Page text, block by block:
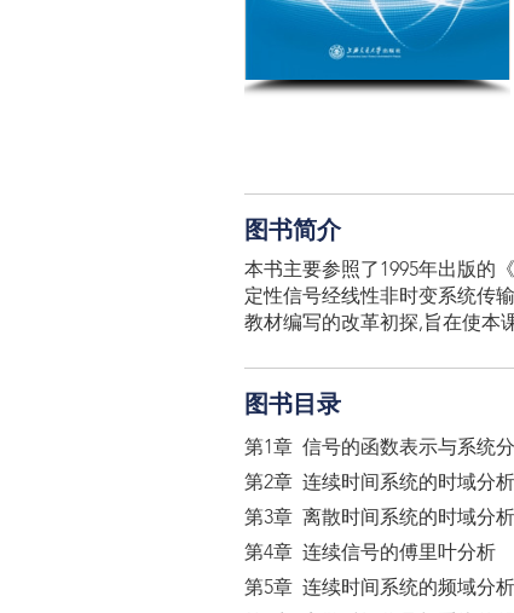
图书简介
本书主要参照了1995年出版的
定性信号经线性非时变系统传
教材编写的改革初探,旨在使本
图书目录
第1章 信号的函数表示与系统
第2章 连续时间系统的时域分析
第3章 离散时间系统的时域分析
第4章 连续信号的傅里叶分析
第5章 连续时间系统的频域分析